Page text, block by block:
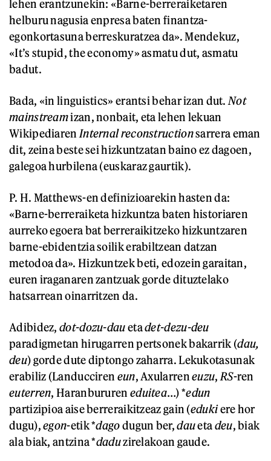
lehen erantzunekin: «Barne-berreraiketaren
helburu nagusia enpresa baten finantza-
egonkortasuna berreskuratzea da». Mendekuz,
«It’s stupid, the economy» asmatu dut, asmatu
badut.
Bada, «in linguistics» erantsi behar izan dut. Not
mainstreamizan, nonbait, eta lehen lekuan
Wikipediaren Internal reconstructionsarrera eman
dit, zeina beste sei hizkuntzatan baino ez dagoen,
galegoa hurbilena (euskaraz gaurtik).
P. H. Matthews-en definizioarekin hasten da:
«Barne-berreraiketa hizkuntza baten historiaren
aurreko egoera bat berreraikitzeko hizkuntzaren
barne-ebidentzia soilik erabiltzean datzan
metodoa da». Hizkuntzek beti, edozein garaitan,
euren iraganaren zantzuak gorde dituztelako
hatsarrean oinarritzen da.
Adibidez, dot-dozu-dauetadet-dezu-deu
paradigmetan hirugarren pertsonek bakarrik (dau,
deu) gorde dute diptongo zaharra. Lekukotasunak
erabiliz (Landucciren eun, Axularreneuzu, RS-ren
euterren, Haranbururen eduitea…) *edun
partizipioa aise berreraikitzeaz gain (edukiere hor
dugu),egon-etik *dagodugun ber,dauetadeu, biak
ala biak, antzina *daduzirelakoan gaude.